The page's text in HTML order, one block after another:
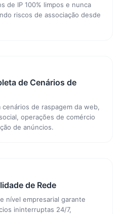
de IP 100% limpos e nunca
riscos de associação desde
de Cenários de
de raspagem da web,
operações de comércio
de anúncios.
de Rede
nível empresarial garante
ininterruptas 24/7,